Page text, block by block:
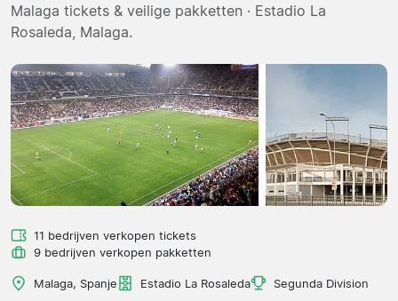
Reisorganisaties
Malaga tickets & veilige pakketten · Estadio La
Rosaleda, Malaga.
11 bedrijven verkopen tickets
9 bedrijven verkopen pakketten
Malaga, Spanje Estadio La Rosaleda Segunda Division